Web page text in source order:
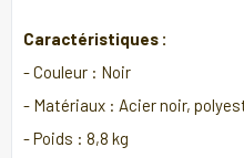
Caractéristiques :
- Couleur : Noir
- Matériaux : Acier noir,
- Poids : 8,8 kg